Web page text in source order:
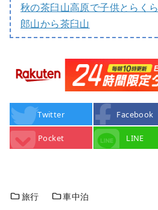
秋の茶臼山高原で子供とらく
郎山から茶臼山
Twitter Facebook
Pocket LINE
旅行
車中泊